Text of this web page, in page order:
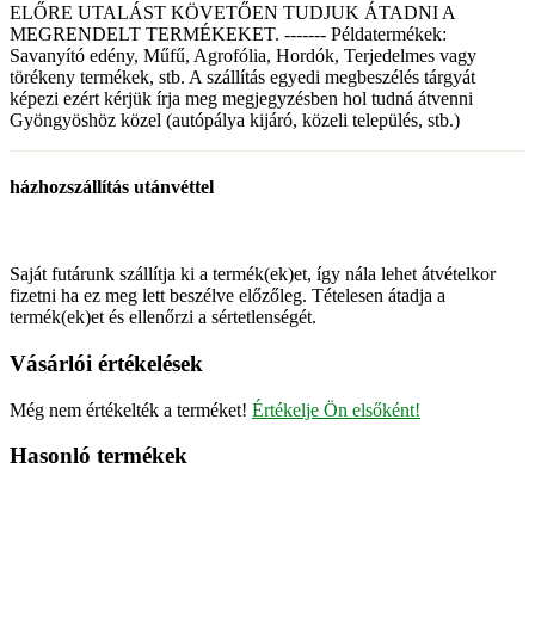
ELŐRE UTALÁST KÖVETŐEN TUDJUK ÁTADNI A
MEGRENDELT TERMÉKEKET. ------- Példatermékek:
Savanyító edény, Műfű, Agrofólia, Hordók, Terjedelmes vagy
törékeny termékek, stb. A szállítás egyedi megbeszélés tárgyát
képezi ezért kérjük írja meg megjegyzésben hol tudná átvenni
Gyöngyöshöz közel (autópálya kijáró, közeli település, stb.)
házhozszállítás utánvéttel
Saját futárunk szállítja ki a termék(ek)et, így nála lehet átvételkor
fizetni ha ez meg lett beszélve előzőleg. Tételesen átadja a
termék(ek)et és ellenőrzi a sértetlenségét.
Vásárlói értékelések
Még nem értékelték a terméket! Értékelje Ön elsőként!
Hasonló termékek